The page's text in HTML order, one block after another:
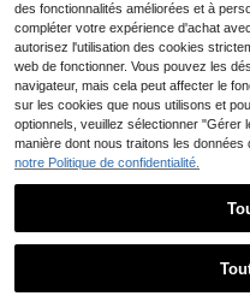
des fonctionnalités améliorées et à
compléter votre expérience d'achat
autorisez l'utilisation des cookies
web de fonctionner. Vous pouvez les
navigateur, mais cela peut affecter le
sur les cookies que nous utilisons et
optionnels, veuillez sélectionner "Gérer
manière dont nous traitons les données
notre Politique de confidentialité.